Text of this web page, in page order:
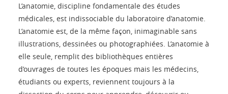
L’anatomie, discipline fondamentale des études
médicales, est indissociable du laboratoire d’anatomie.
L’anatomie est, de la même façon, inimaginable sans
illustrations, dessinées ou photographiées. L’anatomie à
elle seule, remplit des bibliothèques entières
d’ouvrages de toutes les époques mais les médecins,
étudiants ou experts, reviennent toujours à la